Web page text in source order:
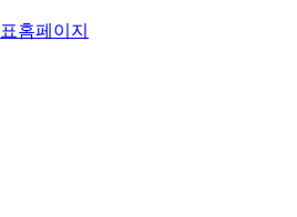
홈페이지